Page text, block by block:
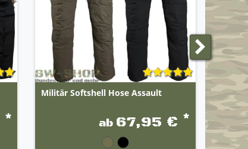
*
Militär Softshell Hose Assault
ab 67,95 € *